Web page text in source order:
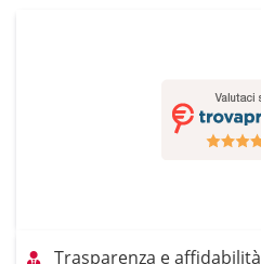
Trasparenza e affidabilità